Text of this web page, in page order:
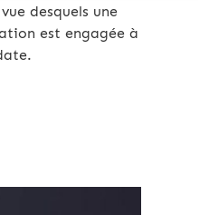
desquels une
est engagée à